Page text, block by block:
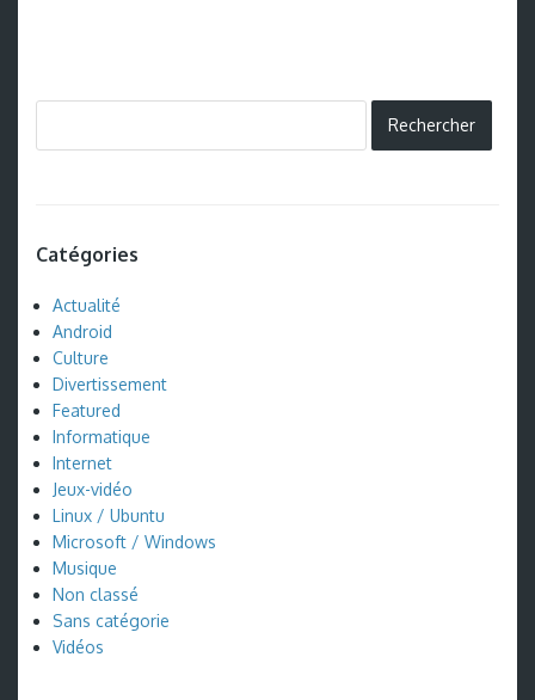
Catégories
Actualité
Android
Culture
Divertissement
Featured
Informatique
Internet
Jeux-vidéo
Linux / Ubuntu
Microsoft / Windows
Musique
Non classé
Sans catégorie
Vidéos